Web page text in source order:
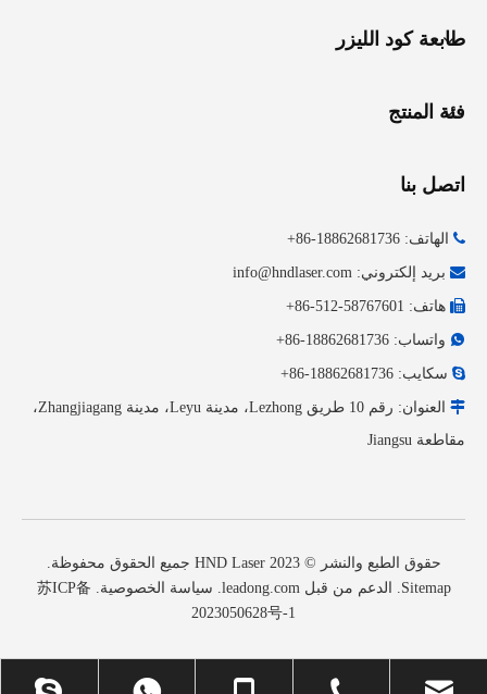
طابعة كود الليزر
فئة المنتج
اتصل بنا
 الهاتف: 18862681736-86+
 بريد إلكتروني: info@hndlaser.com
 هاتف: 58767601-512-86+
 واتساب: 18862681736-86+
 سكايب: 18862681736-86+

العنوان: رقم 10 طريق Lezhong، مدينة Leyu، مدينة Zhangjiagang،
مقاطعة Jiangsu
حقوق الطبع والنشر © 2023 HND Laser جميع الحقوق محفوظة.
Sitemap. الدعم من قبلleadong.com
. سياسة الخصوصية.
苏ICP备
2023050628号-1